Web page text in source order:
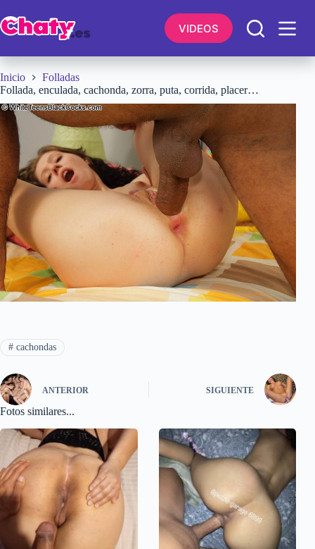
al
contenido
VIDEOS
Inicio
Folladas
Follada, enculada, cachonda, zorra, puta, corrida, placer…
#cachondas
ANTERIOR SIGUIENTE
Fotos similares...